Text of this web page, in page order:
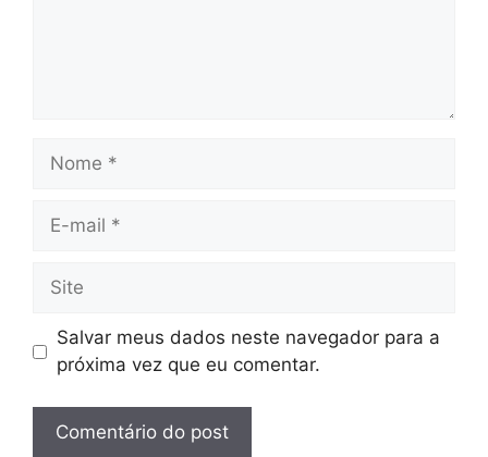
Nome
Site
Salvar meus dados neste navegador para a
próxima vez que eu comentar.